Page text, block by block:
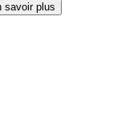
savoir plus